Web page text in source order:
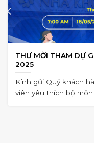
THƯ MỜI THAM DỰ
2025
Kính gửi Quý khách
viên yêu thích bộ môn